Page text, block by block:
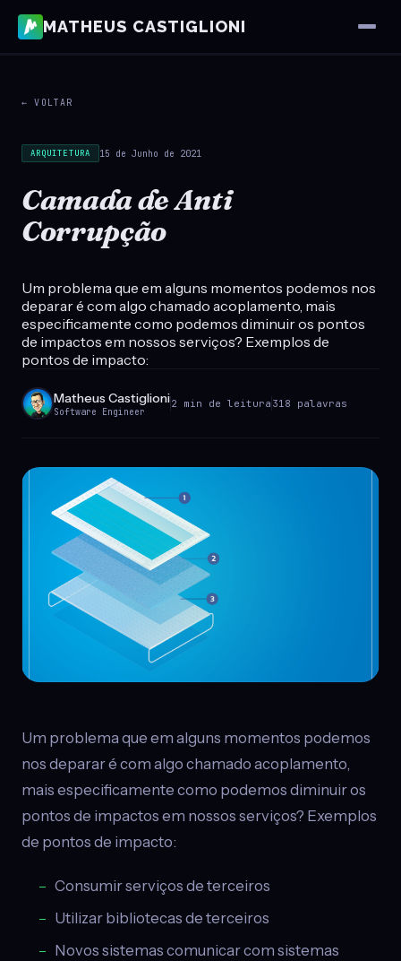
MATHEUS CASTIGLIONI
← VOLTAR
ARQUITETURA 15 de Junho de 2021
Camada de Anti
Corrupção
Um problema que em alguns momentos podemos nos
deparar é com algo chamado acoplamento, mais
especificamente como podemos diminuir os pontos
de impactos em nossos serviços? Exemplos de
pontos de impacto:
Matheus Castiglioni
Software Engineer
2 min de leitura 318 palavras
Um problema que em alguns momentos podemos
nos deparar é com algo chamado acoplamento,
mais especificamente como podemos diminuir os
pontos de impactos em nossos serviços? Exemplos
de pontos de impacto:
Consumir serviços de terceiros
Utilizar bibliotecas de terceiros
Novos sistemas comunicar com sistemas